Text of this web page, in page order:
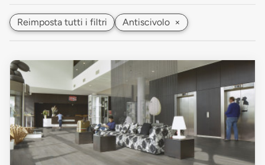
Reimposta tutti i filtri Antiscivolo ×